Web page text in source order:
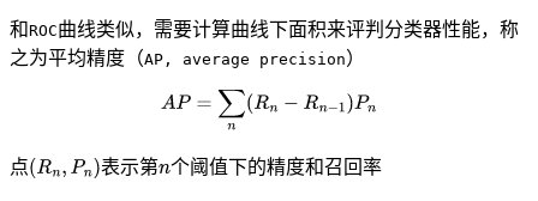
和ROC曲线类似，需要计算曲线下面积来评判分类器性能，称
之为平均精度（AP, average precision）
点 表示第 个阈值下的精度和召回率